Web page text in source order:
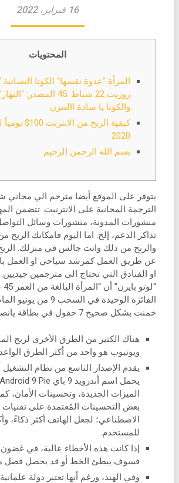
16 فبراير، 2022
المحتويات
المرأة “عدوة نفسها” الكوتا
روزيت 22 شباط :45 المصدر:
والكوتا يا سادة االنترن
كيفية الربح من
2020
بسم الله الرحمن الرحيم
يتوفر على الموقع أيضا مترجم الي مجاني
الترجمة المجانية على الانترنيت. تتضمن
منشورات المدونة، منشورات وسائل
تذاكر الدعم، إلخ. اما اليوم فامكانك
والربح من ذلك وانت جالس في منزلك.
عن طريق العمل كمرشد سياحي او العمل
او الفنادق التي تحتاج الى مترجمين
الفائزة الوحيدة في السحب
خمنت بشكل صحيح 7 حقول في بطاقة يانصيب”.
هناك الكثير من الطرق الأخرى لربح
ويوتيوب هو واحد من أكثر الطرق
يقدم الإصدار التاسع من نظام التشغيل
الميزات الجديدة، وتحسينات الأمان،
بعض التحسينات المُعتمدة على تقنيات
الاصطناعي؛ لجعل الهاتف أكثر ذكاءً،
للمستخدم.
إذا كانت هذه الأخطاء عالية، في غضون
فسوف يبطئ الخط أو قد يحصل فصل
وفي الهند، ورغم أنها تعتبر دولة